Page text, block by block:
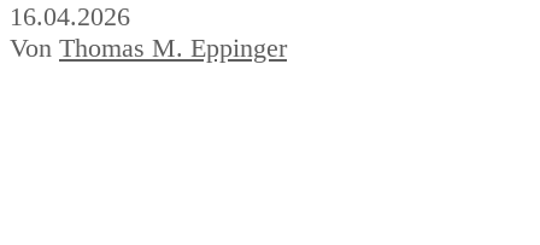
16.04.2026
Von Thomas M. Eppinger